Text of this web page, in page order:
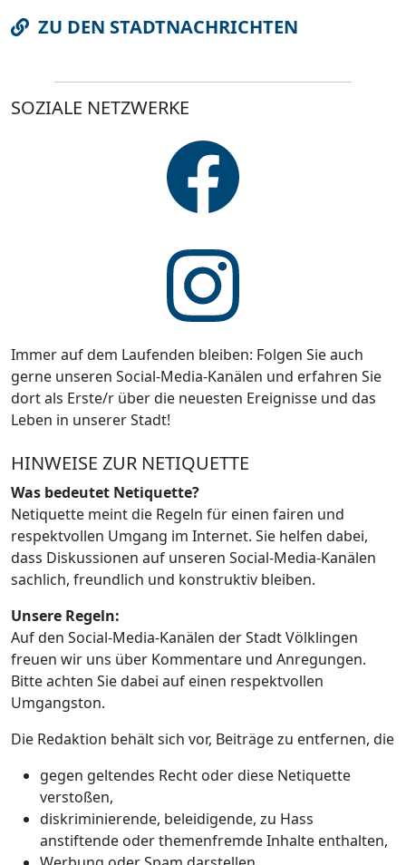
ZU DEN STADTNACHRICHTEN
SOZIALE NETZWERKE
Immer auf dem Laufenden bleiben: Folgen Sie auch
gerne unseren Social-Media-Kanälen und erfahren Sie
dort als Erste/r über die neuesten Ereignisse und das
Leben in unserer Stadt!
HINWEISE ZUR NETIQUETTE
Was bedeutet Netiquette?
Netiquette meint die Regeln für einen fairen und
respektvollen Umgang im Internet. Sie helfen dabei,
dass Diskussionen auf unseren Social-Media-Kanälen
sachlich, freundlich und konstruktiv bleiben.
Unsere Regeln:
Auf den Social-Media-Kanälen der Stadt Völklingen
freuen wir uns über Kommentare und Anregungen.
Bitte achten Sie dabei auf einen respektvollen
Umgangston.
Die Redaktion behält sich vor, Beiträge zu entfernen, die
gegen geltendes Recht oder diese Netiquette
verstoßen,
diskriminierende, beleidigende, zu Hass
anstiftende oder themenfremde Inhalte enthalten,